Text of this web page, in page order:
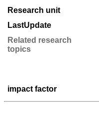
Research unit
LastUpdate
Related research
topics
impact factor